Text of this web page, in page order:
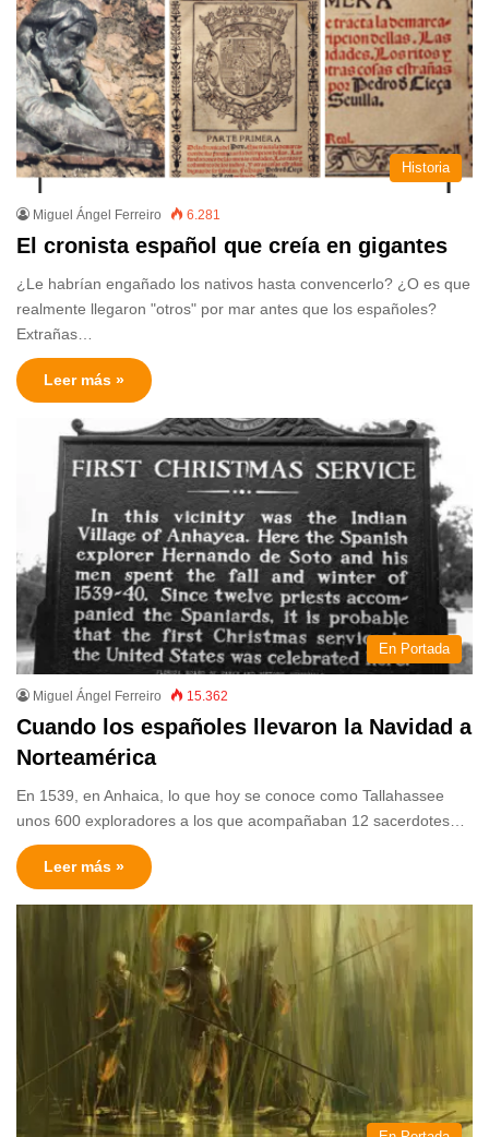
Historia
Miguel Ángel Ferreiro 6.281
El cronista español que creía en gigantes
¿Le habrían engañado los nativos hasta convencerlo? ¿O es que
realmente llegaron "otros" por mar antes que los españoles?
Extrañas…
Leer más »
En Portada
Miguel Ángel Ferreiro 15.362
Cuando los españoles llevaron la Navidad a
Norteamérica
En 1539, en Anhaica, lo que hoy se conoce como Tallahassee
unos 600 exploradores a los que acompañaban 12 sacerdotes…
Leer más »